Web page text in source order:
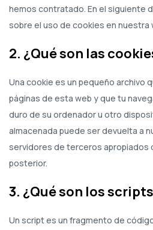
hemos contratado. En el siguiente
sobre el uso de cookies en nuestra
2. ¿Qué son las
Una cookie es un pequeño archivo
páginas de esta web y que tu
duro de su ordenador u otro
almacenada puede ser devuelta a
servidores de terceros apropiados
posterior.
3. ¿Qué son los
Un script es un fragmento de